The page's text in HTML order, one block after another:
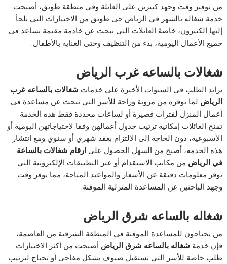
من توفير وقت وجهد كبيرين على العائلة وفي منطقة طويق، أصبحت
خدمة شغاله بالشهر في الرياض حى طويق من الاختيارات التي يلجأ
إليها الكثيرون، خاصةً العائلات التي تبحث عن خادمة مقيمة تساعد في
جميع الأعمال اليومية، بدء من التنظيف وحتى العناية بالأطفال.
شغالات بالساعه غرب الرياض
تزايد الطلب في السنوات الأخيرة على خدمات شغالات بالساعه غرب
الرياض لما توفره من مرونة وراحة للأسر التي تبحث عن مساعدة في
أعمال المنزل لفترات قصيرة أو لساعات محددة فقط هذه الخدمة
تمنح العائلات إمكانية ترتيب جدول أعمالهن وفقا لاحتياجاتهن اليومية أو
الأسبوعية، دون الحاجة إلى الالتزام بعقد شهري أو سنوي ومع انتشار
هذه الخدمة، أصبح من السهل الحصول علىارقام شغالات بالساعة
في الرياض من مكاتب الاستقدام أو عبر التطبيقات الإلكترونية التي
توفر معلومات دقيقة عن الأسعار والمواعيد المتاحة، مما يوفر وقت
وجهد الباحثين عن المساعدة المنزلية المؤقتة.
شغاله بالساعه شرق الرياض
من يحتاجون للمساعدة المؤقتة في المنطقة الشرقية من العاصمة،
فإن خدمة شغاله بالساعه شرق الرياض أصبحت من أكثر الاختيارات
طلب خاصة للأسر التي تستقبل ضيوف بشكل مفاجئ أو تحتاج لترتيب